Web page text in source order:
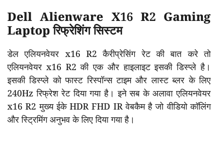
Dell Alienware X16 R2 Gaming
Laptop रिफ्रेशिंग सिस्टम
डेल एलियनवेयर x16 R2 कैरीप्रेसिंग रेट की बात करे तो
एलियनवेयर x16 R2 की एक और हाइलाइट इसकी डिस्प्ले है।
इसकी डिस्प्ले को फास्ट रिस्पॉन्स टाइम और लास्ट ब्लर के लिए
240Hz रिफ्रेश रेट दिया गया है। इने सब के अलावा एलियनवेयर
x16 R2 मुख्य ईके HDR FHD IR वेबकैम है जो वीडियो कॉलिंग
और स्ट्रिमिंग अनुभव के लिए दिया गया है।